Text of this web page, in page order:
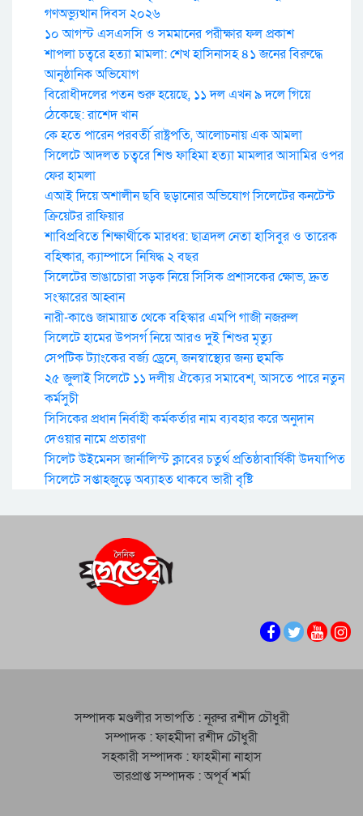
গণঅভ্যুত্থান দিবস ২০২৬
১০ আগস্ট এসএসসি ও সমমানের পরীক্ষার ফল প্রকাশ
শাপলা চত্বরে হত্যা মামলা: শেখ হাসিনাসহ ৪১ জনের বিরুদ্ধে
আনুষ্ঠানিক অভিযোগ
বিরোধীদলের পতন শুরু হয়েছে, ১১ দল এখন ৯ দলে গিয়ে
ঠেকেছে: রাশেদ খান
কে হতে পারেন পরবর্তী রাষ্ট্রপতি, আলোচনায় এক আমলা
সিলেটে আদলত চত্বরে শিশু ফাহিমা হত্যা মামলার আসামির ওপর
ফের হামলা
এআই দিয়ে অশালীন ছবি ছড়ানোর অভিযোগ সিলেটের কনটেন্ট
ক্রিয়েটর রাফিয়ার
শাবিপ্রবিতে শিক্ষার্থীকে মারধর: ছাত্রদল নেতা হাসিবুর ও তারেক
বহিষ্কার, ক্যাম্পাসে নিষিদ্ধ ২ বছর
সিলেটের ভাঙাচোরা সড়ক নিয়ে সিসিক প্রশাসকের ক্ষোভ, দ্রুত
সংস্কারের আহ্বান
নারী-কাণ্ডে জামায়াত থেকে বহিস্কার এমপি গাজী নজরুল
সিলেটে হামের উপসর্গ নিয়ে আরও দুই শিশুর মৃত্যু
সেপটিক ট্যাংকের বর্জ্য ড্রেনে, জনস্বাস্থ্যের জন্য হুমকি
২৫ জুলাই সিলেটে ১১ দলীয় ঐক্যের সমাবেশ, আসতে পারে নতুন
কর্মসুচী
সিসিকের প্রধান নির্বাহী কর্মকর্তার নাম ব্যবহার করে অনুদান
দেওয়ার নামে প্রতারণা
সিলেট উইমেনস জার্নালিস্ট ক্লাবের চতুর্থ প্রতিষ্ঠাবার্ষিকী উদযাপিত
সিলেটে সপ্তাহজুড়ে অব্যাহত থাকবে ভারী বৃষ্টি
সম্পাদক মণ্ডলীর সভাপতি : নূরুর রশীদ চৌধুরী
সম্পাদক : ফাহমীদা রশীদ চৌধুরী
সহকারী সম্পাদক : ফাহমীনা নাহাস
ভারপ্রাপ্ত সম্পাদক : অপূর্ব শর্মা